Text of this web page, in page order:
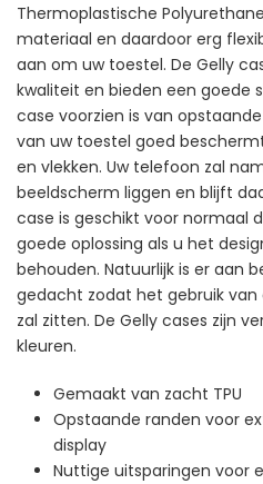
Thermoplastische
materiaal en daardoor erg
aan om uw toestel. De Gelly
kwaliteit en bieden een goede
case voorzien is van
van uw toestel goed
en vlekken. Uw telefoon zal
beeldscherm liggen en blijft
case is geschikt voor normaal
goede oplossing als u het
behouden. Natuurlijk is er aan
gedacht zodat het gebruik van
zal zitten. De Gelly cases zijn
kleuren.
Gemaakt van zacht TPU
Opstaande randen voor
display
Nuttige uitsparingen voor